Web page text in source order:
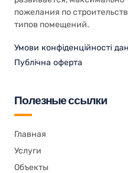
пожелания по
типов помещений.
Умови конфіденційності
Публічна оферта
Полезные ссылки
Главная
Услуги
Объекты